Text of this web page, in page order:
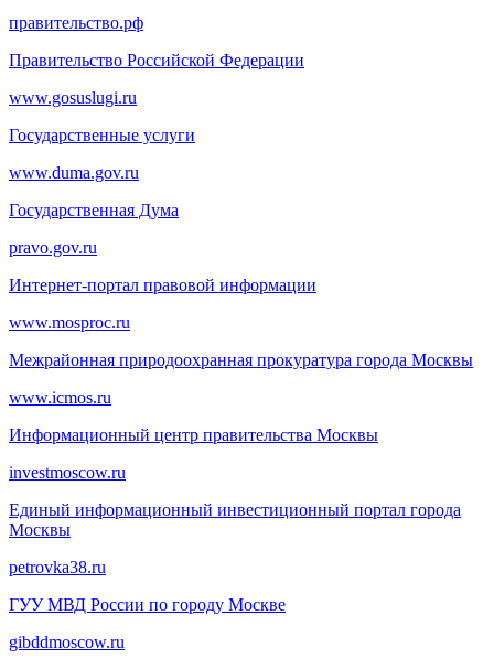
правительство.рф
Правительство Российской Федерации
www.gosuslugi.ru
Государственные услуги
www.duma.gov.ru
Государственная Дума
pravo.gov.ru
Интернет-портал правовой информации
www.mosproc.ru
Межрайонная природоохранная прокуратура города Москвы
www.icmos.ru
Информационный центр правительства Москвы
investmoscow.ru
Единый информационный инвестиционный портал города
Москвы
petrovka38.ru
ГУУ МВД России по городу Москве
gibddmoscow.ru